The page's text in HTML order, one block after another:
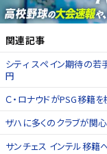
関連記事
シティ スペイン期待の若
円
Ｃ・ロナウドがPSG移籍
ザハに多くのクラブが関
サンチェス インテル移籍